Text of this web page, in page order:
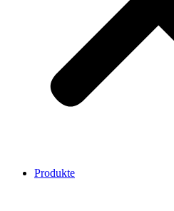
Produkte